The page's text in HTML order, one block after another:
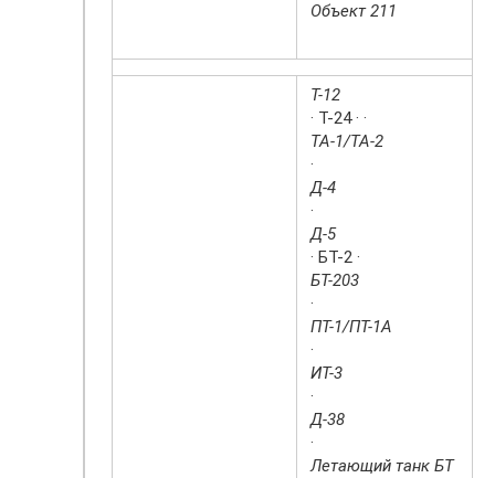
Объект 211
Т-12
· Т-24 · ·
ТА-1/ТА-2
·
Д-4
·
Д-5
· БТ-2 ·
БТ-203
·
ПТ-1/ПТ-1А
·
ИТ-3
·
Д-38
·
Летающий танк БТ